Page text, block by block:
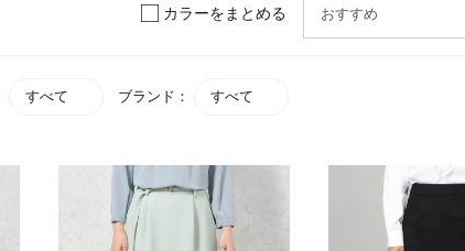
カラーをまとめる
すべて ブランド： すべて